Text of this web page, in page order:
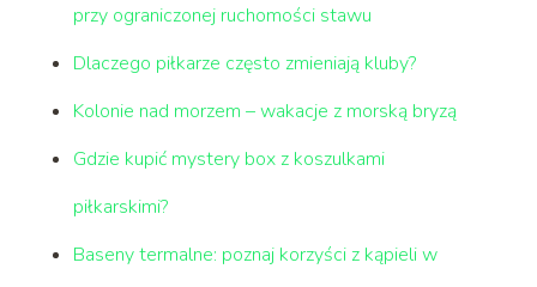
przy ograniczonej ruchomości stawu
Dlaczego piłkarze często zmieniają kluby?
Kolonie nad morzem – wakacje z morską bryzą
Gdzie kupić mystery box z koszulkami
piłkarskimi?
Baseny termalne: poznaj korzyści z kąpieli w